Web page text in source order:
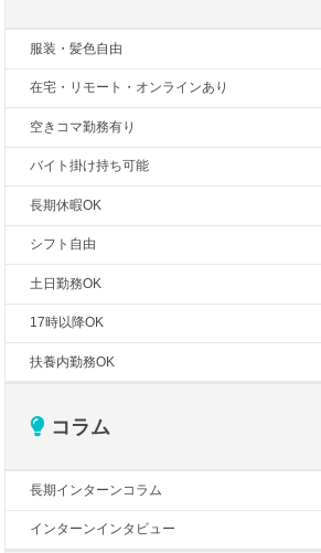
服装・髪色自由
在宅・リモート・オンラインあり
空きコマ勤務有り
バイト掛け持ち可能
長期休暇OK
シフト自由
土日勤務OK
17時以降OK
扶養内勤務OK
コラム
長期インターンコラム
インターンインタビュー